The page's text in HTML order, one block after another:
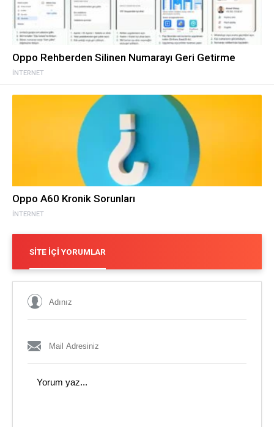
İNTERNET
Oppo Rehberden Silinen Numarayı Geri Getirme
İNTERNET
Oppo A60 Kronik Sorunları
SITE İÇI YORUMLAR